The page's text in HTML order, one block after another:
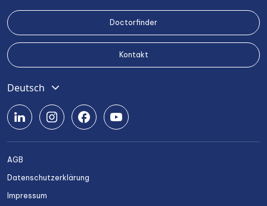
Doctorfinder
Kontakt
Deutsch
English
Română
Srpski
Български
Українська
AGB
Datenschutzerklärung
Impressum